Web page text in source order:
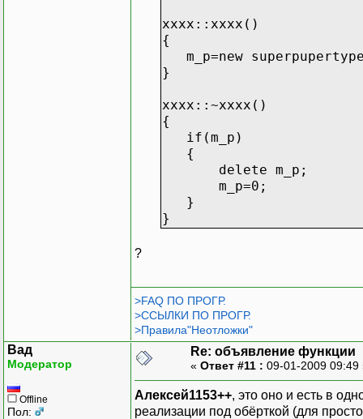
xxxx::xxxx()
{
m_p=new
}
xxxx::~xxxx()
{
if(m_p)
{
delete m_p;
m_p=0;
}
}
?
>FAQ ПО ПРОГР.
>ССЫЛКИ ПО ПРОГР.
>Правила"Неотложки"
Вад
Модератор
Offline
Пол:
Re: объявление функции
« Ответ #11 : 09-01-2009
Алексей1153++, это оно и есть в
реализации под обёрткой (для